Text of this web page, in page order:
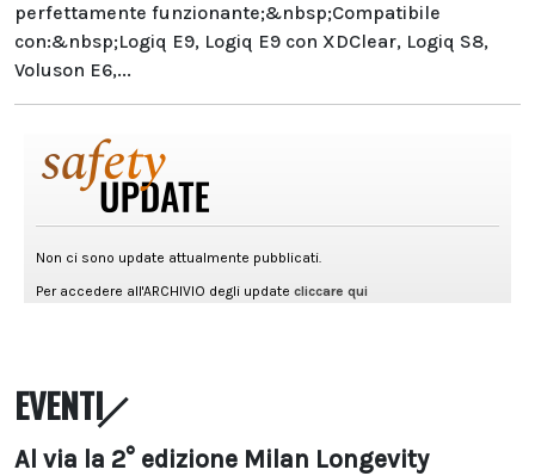
perfettamente funzionante;&nbsp;Compatibile
con:&nbsp;Logiq E9, Logiq E9 con XDClear, Logiq S8,
Voluson E6,...
EVENTI
Al via la 2° edizione Milan Longevity